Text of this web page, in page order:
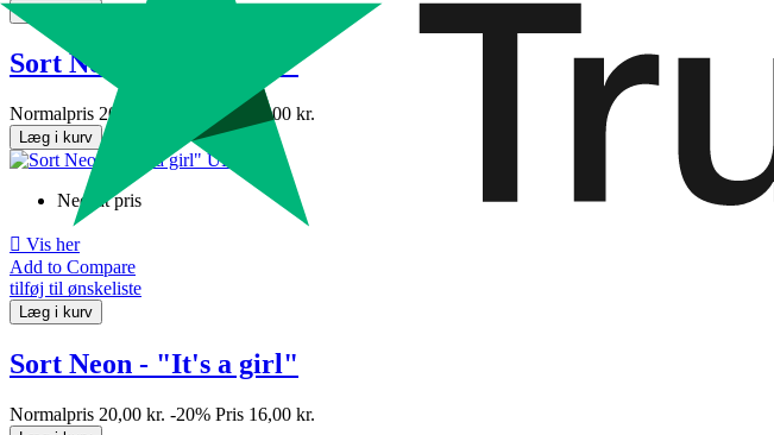
Sort Neon - "It's a boy"
Normalpris 20,00 kr. Pris 16,00 kr.
Læg i kurv
Nedsat pris
 Vis her
Add to Compare
tilføj til ønskeliste
Læg i kurv
Sort Neon - "It's a girl"
Normalpris 20,00 kr. -20% Pris 16,00 kr.